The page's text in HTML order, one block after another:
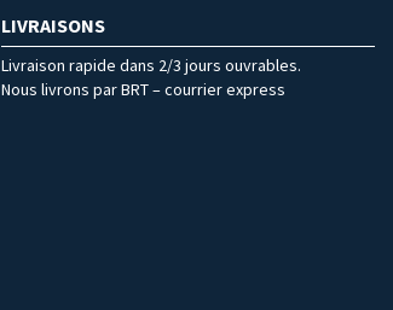
LIVRAISONS
Livraison rapide dans 2/3 jours ouvrables.
Nous livrons par BRT – courrier express